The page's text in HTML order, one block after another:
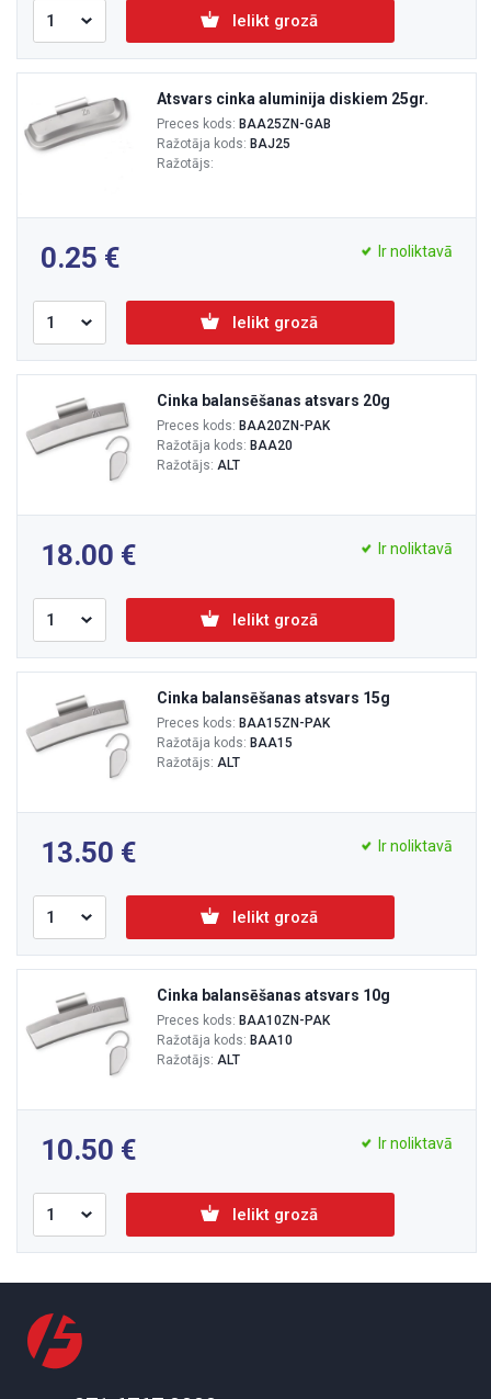
Ielikt grozā
Atsvars cinka aluminija diskiem 25gr.
Preces kods: BAA25ZN-GAB
Ražotāja kods: BAJ25
Ražotājs:
0.25 Ir noliktavā
Ielikt grozā
Cinka balansēšanas atsvars 20g
Preces kods: BAA20ZN-PAK
Ražotāja kods: BAA20
Ražotājs: ALT
18.00 Ir noliktavā
Ielikt grozā
Cinka balansēšanas atsvars 15g
Preces kods: BAA15ZN-PAK
Ražotāja kods: BAA15
Ražotājs: ALT
13.50 Ir noliktavā
Ielikt grozā
Cinka balansēšanas atsvars 10g
Preces kods: BAA10ZN-PAK
Ražotāja kods: BAA10
Ražotājs: ALT
10.50 Ir noliktavā
Ielikt grozā